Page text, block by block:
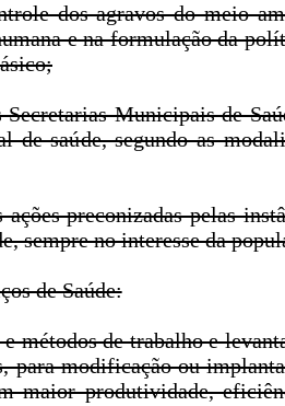
dos agravos do meio
e na formulação da
Secretarias Municipais de
de saúde, segundo as
preconizadas pelas
sempre no interesse da
de Saúde:
métodos de trabalho e
para modificação ou
maior produtividade,